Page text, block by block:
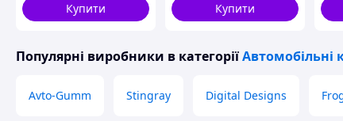
Купити
Купити
Популярні виробники в категорії
Avto-Gumm Stingray Digital Designs